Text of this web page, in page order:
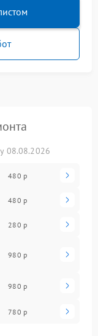
08.08.2026
480 р
480 р
280 р
980 р
980 р
780 р